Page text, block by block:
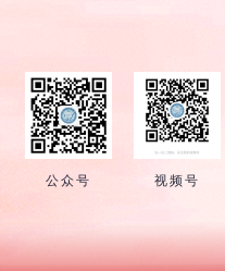
公众号 视频号